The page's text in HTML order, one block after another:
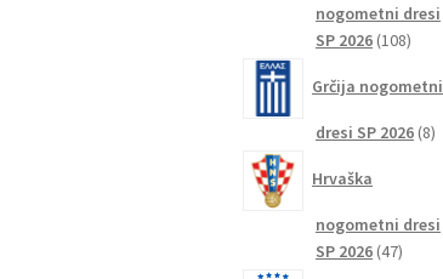
nogometni dresi
SP 2026 108108
Grčija nogometni
dresi SP 2026 88
Hrvaška
nogometni dresi
SP 2026 4747